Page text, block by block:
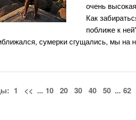
очень
Как
поближе к
сумерки сгущались, мы на
1 << ... 10 20 30 40 50 ... 62